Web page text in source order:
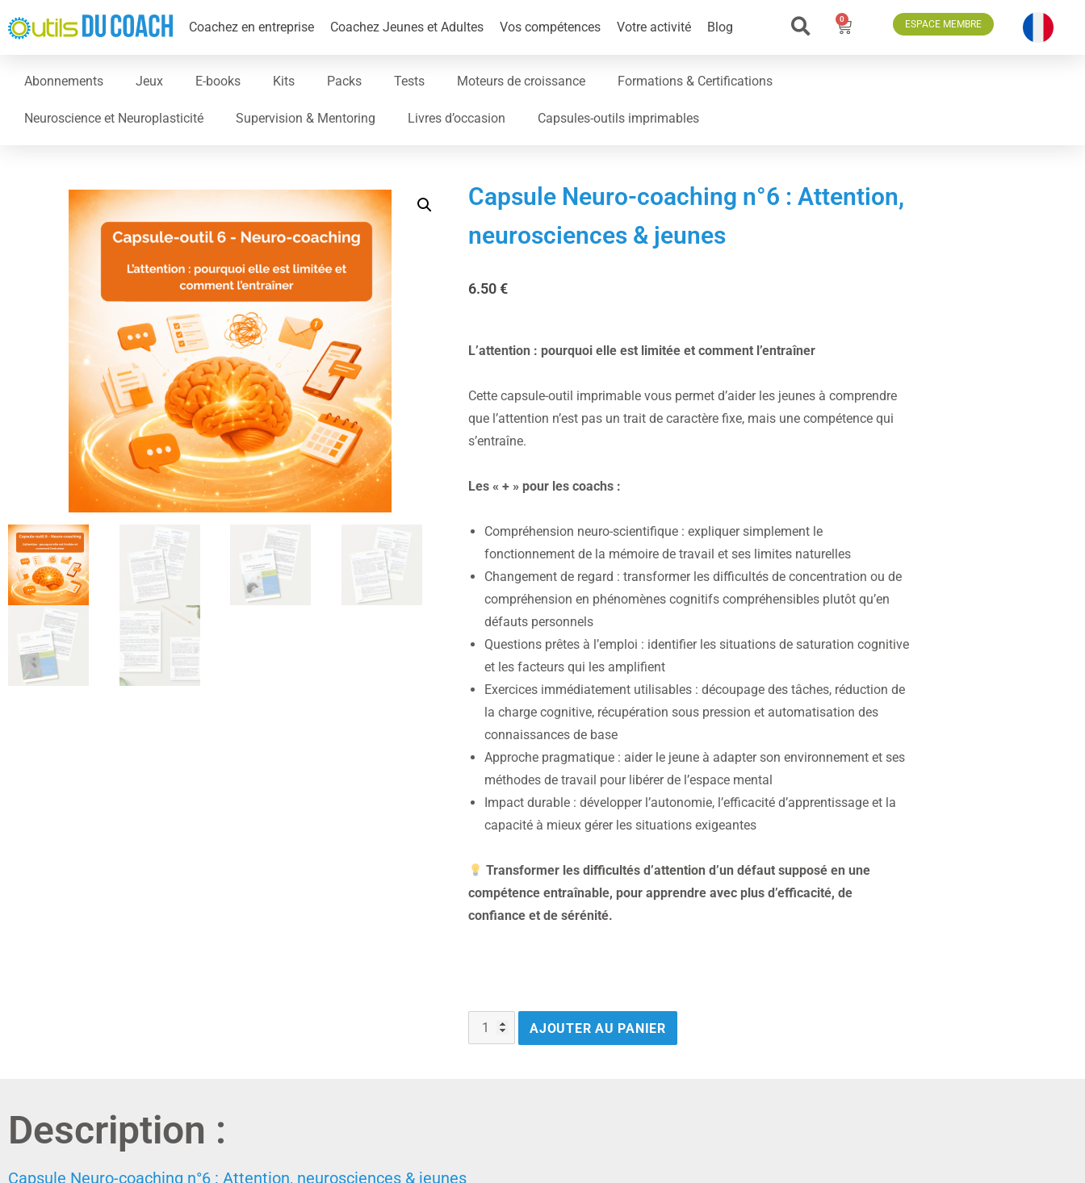
Coachez en entreprise Coachez Jeunes et Adultes Vos compétences Votre activité Blog
0 ESPACE MEMBRE
Abonnements Jeux E-books Kits Packs Tests Moteurs de croissance Formations & Certifications
Neuroscience et Neuroplasticité Supervision & Mentoring Livres d’occasion Capsules-outils imprimables
Capsule Neuro-coaching n°6 : Attention,
neurosciences & jeunes
6.50€
L’attention : pourquoi elle est limitée et comment l’entraîner
Cette capsule-outil imprimable vous permet d’aider les jeunes à comprendre
que l’attention n’est pas un trait de caractère fixe, mais une compétence qui
s’entraîne.
Les « + » pour les coachs :
Compréhension neuro-scientifique : expliquer simplement le
fonctionnement de la mémoire de travail et ses limites naturelles
Changement de regard : transformer les difficultés de concentration ou de
compréhension en phénomènes cognitifs compréhensibles plutôt qu’en
défauts personnels
Questions prêtes à l’emploi : identifier les situations de saturation cognitive
et les facteurs qui les amplifient
Exercices immédiatement utilisables : découpage des tâches, réduction de
la charge cognitive, récupération sous pression et automatisation des
connaissances de base
Approche pragmatique : aider le jeune à adapter son environnement et ses
méthodes de travail pour libérer de l’espace mental
Impact durable : développer l’autonomie, l’efficacité d’apprentissage et la
capacité à mieux gérer les situations exigeantes
Transformer les difficultés d’attention d’un défaut supposé en une
compétence entraînable, pour apprendre avec plus d’efficacité, de
confiance et de sérénité.
AJOUTER AU PANIER
Description :
Capsule Neuro-coaching n°6 : Attention, neurosciences & jeunes